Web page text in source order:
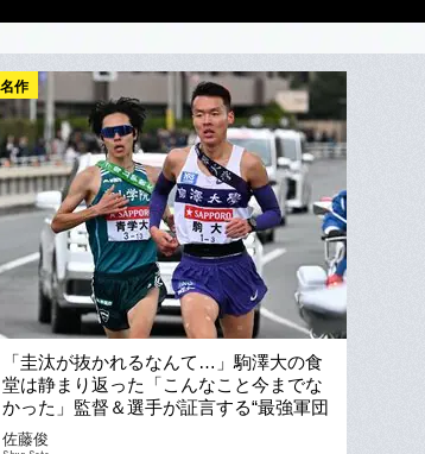
名作
「圭汰が抜かれるなんて…」駒澤大の食
堂は静まり返った「こんなこと今までな
かった」監督＆選手が証言する“最強軍団
が青学大に完敗するまで”
佐藤俊